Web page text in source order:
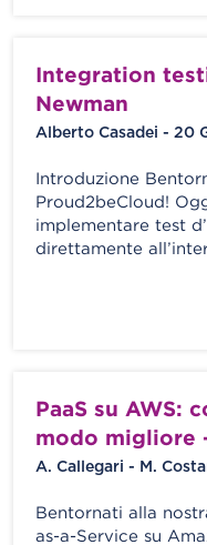
Integration
Newman
Alberto Casadei - 20
Introduzione
Proud2beCloud!
implementare test
direttamente
PaaS su AWS:
modo migliore
A. Callegari - M.
Bentornati alla
as-a-Service su